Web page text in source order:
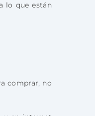
lo que están
comprar, no